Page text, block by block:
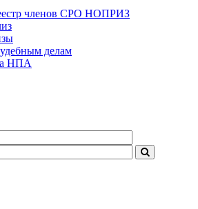
членов СРО НОПРИЗ
делам
НПА